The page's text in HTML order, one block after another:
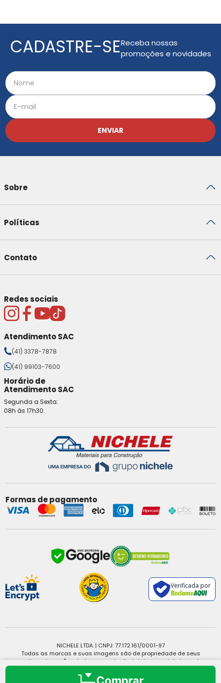
Comprar
CADASTRE-SEReceba nossas
promoções e novidades
ENVIAR
Sobre
Políticas
Contato
Redes sociais
Atendimento SAC
(41) 3378-7878
(41) 99103-7600
Horário de
Atendimento SAC
Segunda a Sexta:
08h às 17h30.
Formas de pagamento
Verificada por
NICHELE LTDA. | CNPJ: 77.172.161/0001-97
Todas as marcas e suas imagens são de propriedade de seus
respectivos donos. É vedada a reprodução, total ou parcial, de qualquer
Copyright © 2025 - Todos os direitos reservados.